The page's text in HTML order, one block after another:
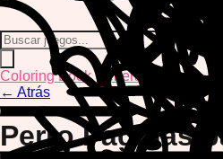
Coloring Book Generator
← Atrás
Perro Páginas